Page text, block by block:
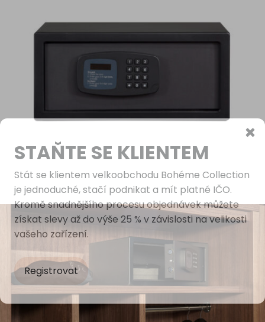
STAŇTE SE KLIENTEM
Stát se klientem velkoobchodu Bohéme Collection
je jednoduché, stačí podnikat a mít platné IČO.
Kromě snadnějšího procesu objednávek můžete
získat slevy až do výše 25 % v závislosti na velikosti
vašeho zařízení.
Registrovat